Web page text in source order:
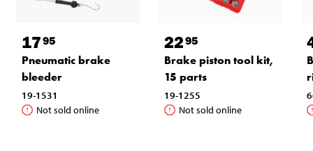
1795
Pneumatic brake
bleeder
19-1531
Not sold online
2295
Brake piston tool kit,
15 parts
19-1255
Not sold online